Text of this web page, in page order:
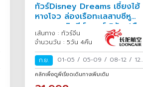
ทัวร์Disney Dreams เซี้ยงไฮ้
หางโจว ล่องเรือทะเลสาบซีหู
สวนสนุกดิสนีย์แลนด์ 5วัน 4คืน
เส้นทาง : ทัวร์จีน
จำนวนวัน : 5วัน 4คืน
ก.ย.
01-05 / 05-09 / 08-12 / 12-
16/15-19/19-23/
คลิกเพื่อดูพีเรียดเดินทางเพิ่มเติม